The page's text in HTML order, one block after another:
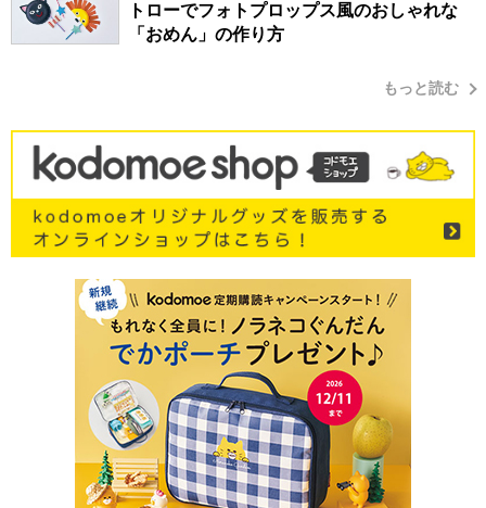
トローでフォトプロップス風のおしゃれな
「おめん」の作り方
もっと読む